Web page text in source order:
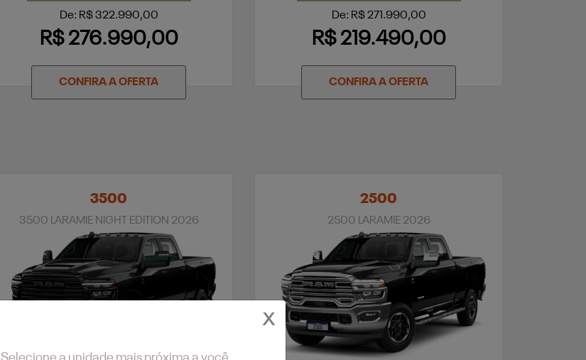
De: R$ 322.990,00
R$ 276.990,00
CONFIRA A OFERTA
De: R$ 271.990,00
R$ 219.490,00
CONFIRA A OFERTA
3500
3500 LARAMIE NIGHT EDITION 2026
2500
2500 LARAMIE 2026
X